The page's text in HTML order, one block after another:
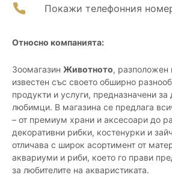
Покажи телефонния
Относно компанията:
Зоомагазин Животното, разположен
известен със своето обширно
продукти и услуги, предназначени
любимци. В магазина се предлага
– от премиум храни и аксесоари до
декоративни рибки, костенурки и
отличава с широк асортимент от
аквариуми и риби, което го прави
за любителите на акваристиката.